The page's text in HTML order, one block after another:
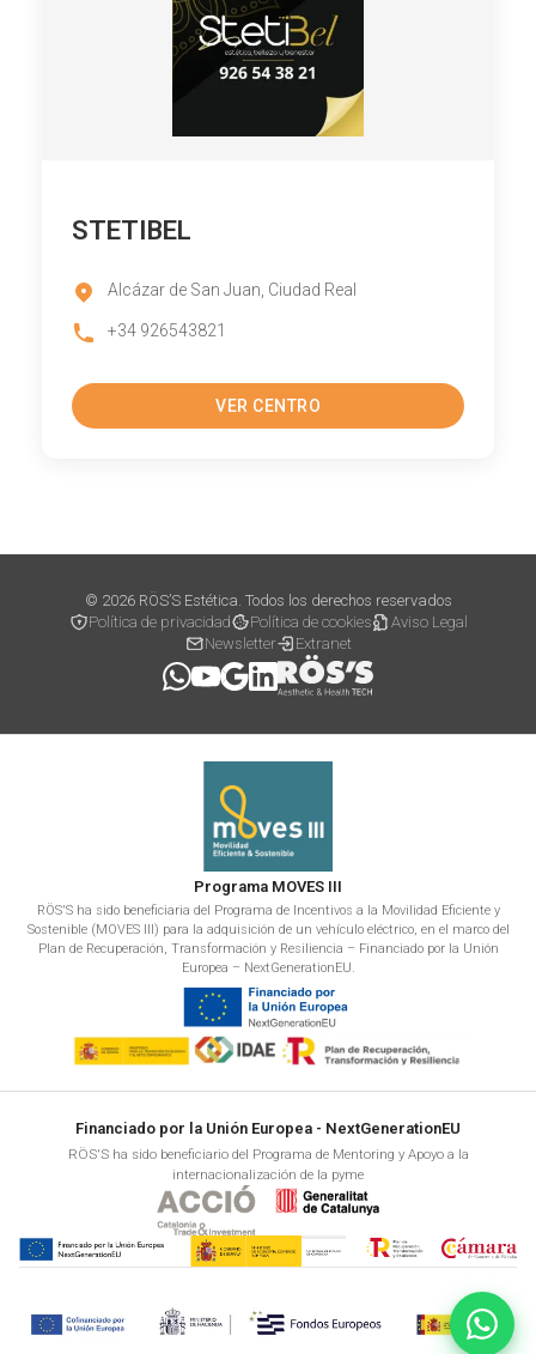
STETIBEL
Alcázar de San Juan, Ciudad Real
+34 926543821
VER CENTRO
© 2026 RÖS’S Estética. Todos los derechos reservados
Política de privacidad
Política de cookies
Aviso Legal
Newsletter
Extranet
Programa MOVES III
RÖS'S ha sido beneficiaria del Programa de Incentivos a la Movilidad Eficiente y
Sostenible (MOVES III) para la adquisición de un vehículo eléctrico, en el marco del
Plan de Recuperación, Transformación y Resiliencia – Financiado por la Unión
Europea – NextGenerationEU.
Financiado por la Unión Europea - NextGenerationEU
RÖS'S ha sido beneficiario del Programa de Mentoring y Apoyo a la
internacionalización de la pyme